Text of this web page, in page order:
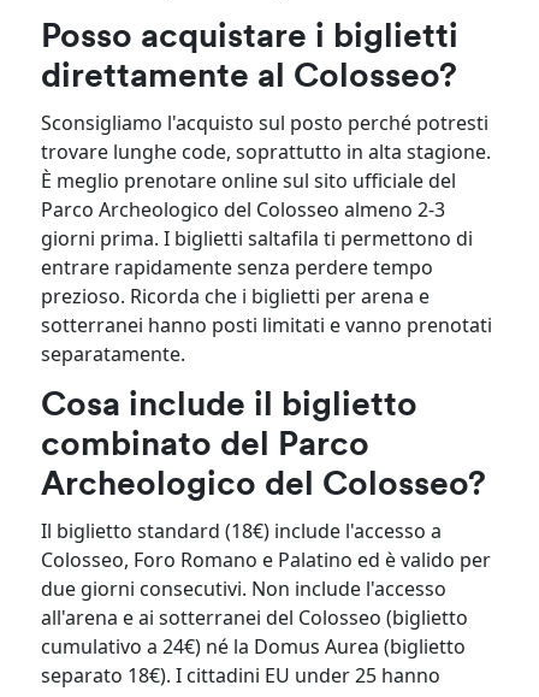
Posso acquistare i biglietti
direttamente al Colosseo?
Sconsigliamo l'acquisto sul posto perché potresti
trovare lunghe code, soprattutto in alta stagione.
È meglio prenotare online sul sito ufficiale del
Parco Archeologico del Colosseo almeno 2-3
giorni prima. I biglietti saltafila ti permettono di
entrare rapidamente senza perdere tempo
prezioso. Ricorda che i biglietti per arena e
sotterranei hanno posti limitati e vanno prenotati
separatamente.
Cosa include il biglietto
combinato del Parco
Archeologico del Colosseo?
Il biglietto standard (18€) include l'accesso a
Colosseo, Foro Romano e Palatino ed è valido per
due giorni consecutivi. Non include l'accesso
all'arena e ai sotterranei del Colosseo (biglietto
cumulativo a 24€) né la Domus Aurea (biglietto
separato 18€). I cittadini EU under 25 hanno